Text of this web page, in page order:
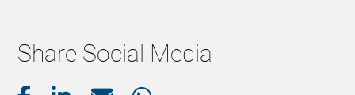
Share Social Media